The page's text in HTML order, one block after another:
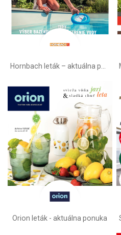
Orion leták - aktuálna ponuka